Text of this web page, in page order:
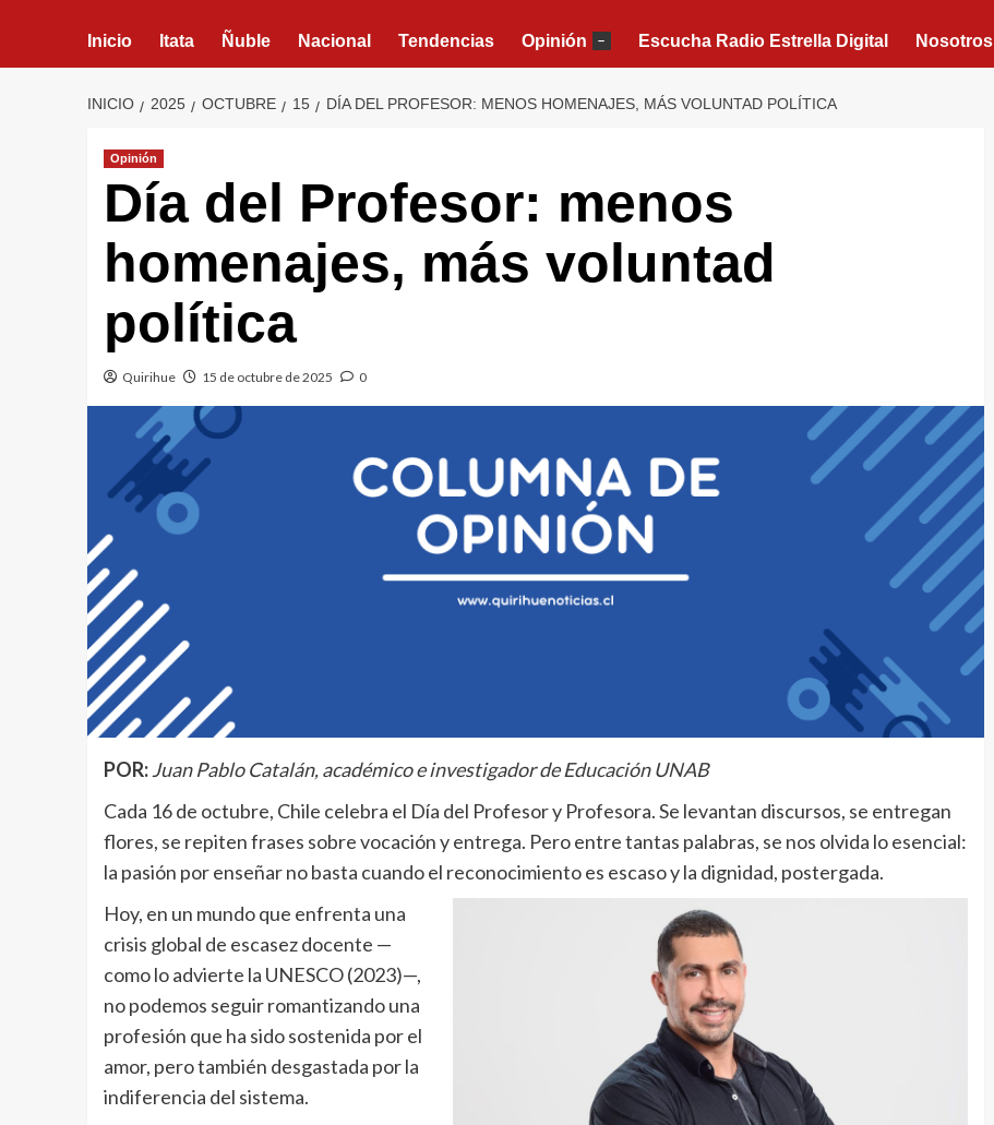
Inicio Itata Ñuble Nacional Tendencias Opinión – Escucha Radio Estrella Digital Nosotros
INICIO 2025 OCTUBRE 15 DÍA DEL PROFESOR: MENOS HOMENAJES, MÁS VOLUNTAD POLÍTICA
Opinión
Día del Profesor: menos
homenajes, más voluntad
política
Quirihue 15 de octubre de 2025 0
POR: Juan Pablo Catalán, académico e investigador de Educación UNAB
Cada 16 de octubre, Chile celebra el Día del Profesor y Profesora. Se levantan discursos, se entregan
flores, se repiten frases sobre vocación y entrega. Pero entre tantas palabras, se nos olvida lo esencial:
la pasión por enseñar no basta cuando el reconocimiento es escaso y la dignidad, postergada.
Hoy, en un mundo que enfrenta una
crisis global de escasez docente —
como lo advierte la UNESCO (2023)—,
no podemos seguir romantizando una
profesión que ha sido sostenida por el
amor, pero también desgastada por la
indiferencia del sistema.